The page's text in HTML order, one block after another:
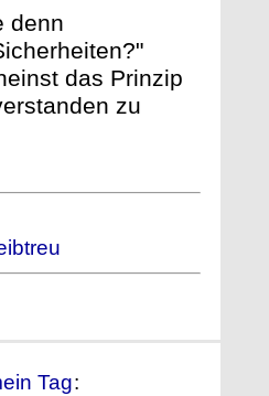
denn
das Prinzip
zu
Tag: